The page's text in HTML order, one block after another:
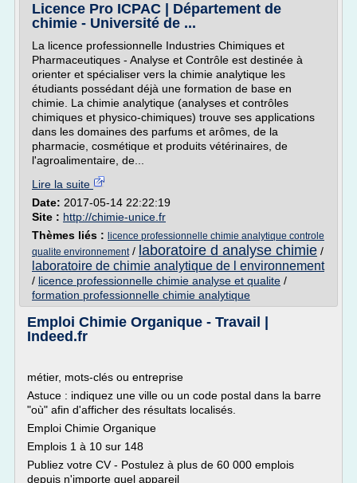
Licence Pro ICPAC | Département de
chimie - Université de ...
La licence professionnelle Industries Chimiques et
Pharmaceutiques - Analyse et Contrôle est destinée à
orienter et spécialiser vers la chimie analytique les
étudiants possédant déjà une formation de base en
chimie. La chimie analytique (analyses et contrôles
chimiques et physico-chimiques) trouve ses applications
dans les domaines des parfums et arômes, de la
pharmacie, cosmétique et produits vétérinaires, de
l'agroalimentaire, de...
Lire la suite
Date: 2017-05-14 22:22:19
Site : http://chimie-unice.fr
Thèmes liés : licence professionnelle chimie analytique controle
qualite environnement/ laboratoire d analyse chimie /
laboratoire de chimie analytique de l environnement
/ licence professionnelle chimie analyse et qualite /
formation professionnelle chimie analytique
Emploi Chimie Organique - Travail |
Indeed.fr
métier, mots-clés ou entreprise
Astuce : indiquez une ville ou un code postal dans la barre
"où" afin d'afficher des résultats localisés.
Emploi Chimie Organique
Emplois 1 à 10 sur 148
Publiez votre CV - Postulez à plus de 60 000 emplois
depuis n'importe quel appareil